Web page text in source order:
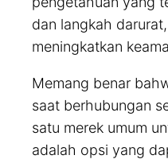
dan langkah
meningkatkan
Memang benar
saat berhubungan
satu merek umum
adalah opsi yang